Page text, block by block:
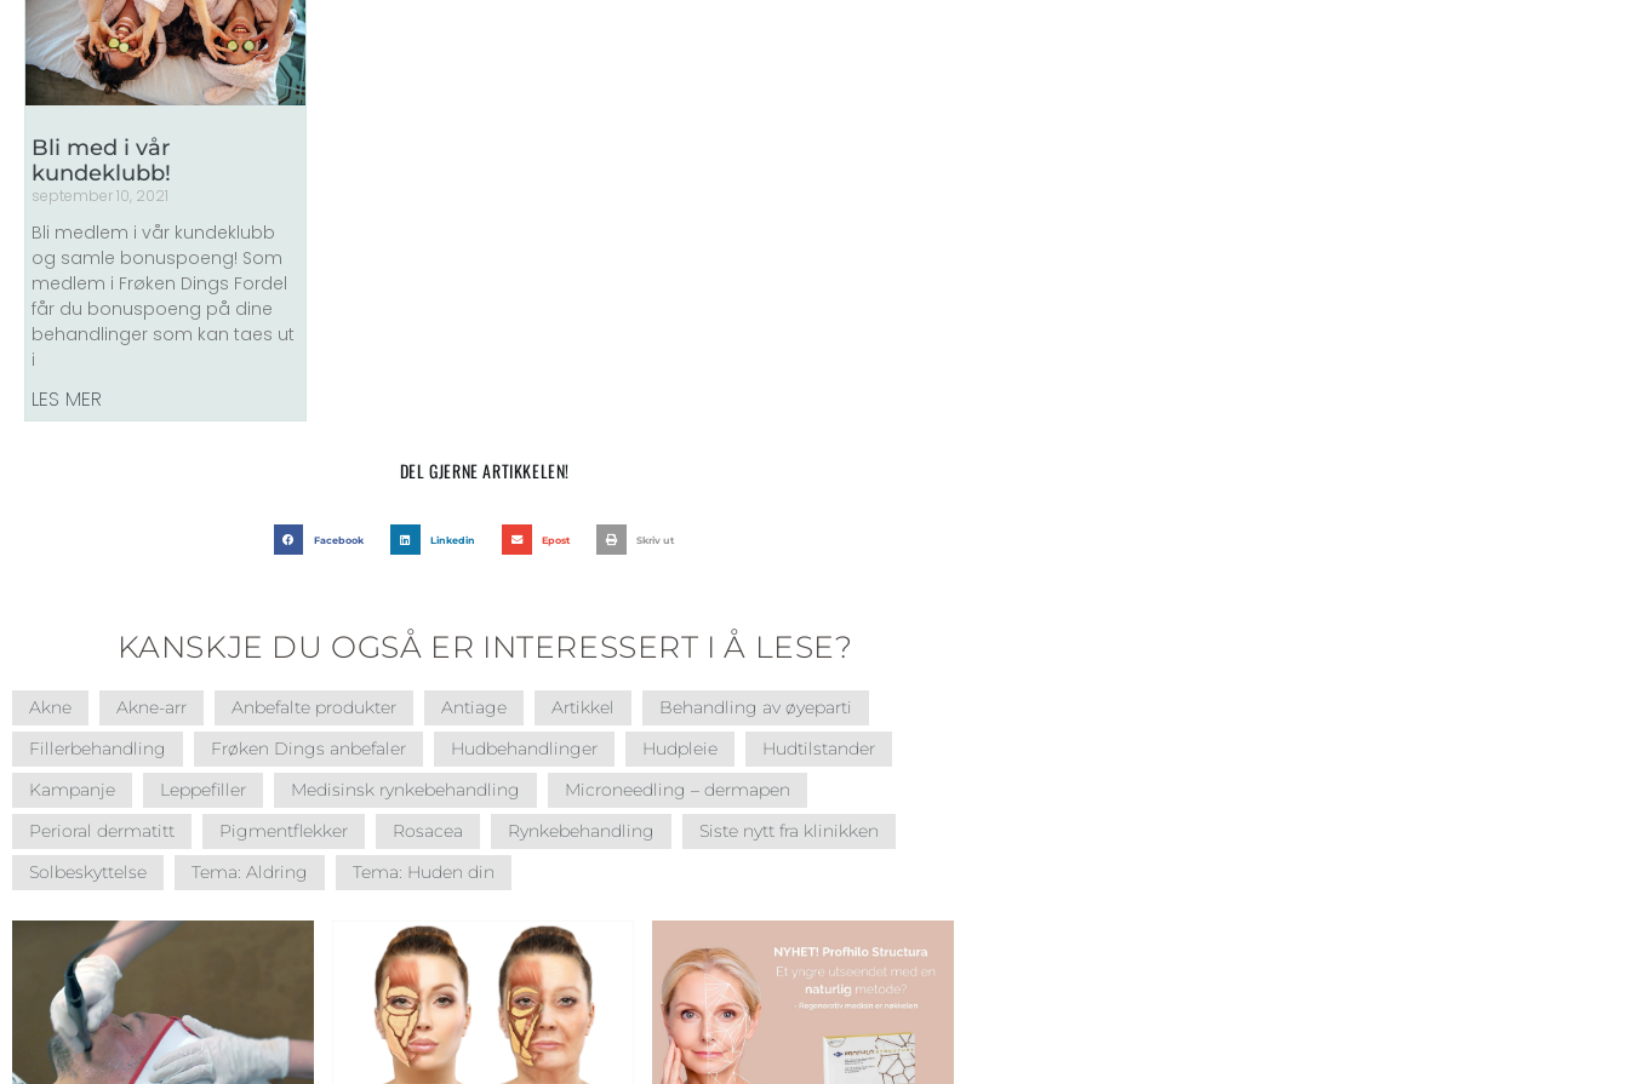
Bli med i vår
kundeklubb!
september 10, 2021
Bli medlem i vår kundeklubb
og samle bonuspoeng! Som
medlem i Frøken Dings Fordel
får du bonuspoeng på dine
behandlinger som kan taes ut
i
LES MER
DEL GJERNE ARTIKKELEN!
Facebook Linkedin Epost Skriv ut
KANSKJE DU OGSÅ ER INTERESSERT I Å LESE?
Akne Akne-arr Anbefalte produkter Antiage Artikkel
Behandling av øyeparti
Fillerbehandling
Frøken Dings anbefaler Hudbehandlinger Hudpleie
Hudtilstander
Kampanje
Leppefiller Medisinsk rynkebehandling
Microneedling – dermapen
Perioral dermatitt
Pigmentflekker Rosacea Rynkebehandling
Siste nytt fra klinikken
Solbeskyttelse
Tema: Aldring Tema: Huden din